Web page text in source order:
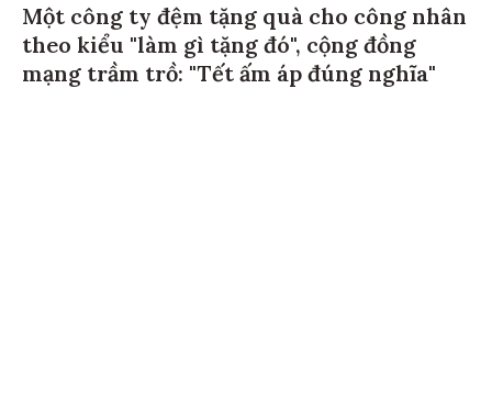
Một công ty đệm tặng quà cho công nhân
theo kiểu "làm gì tặng đó", cộng đồng
mạng trầm trồ: "Tết ấm áp đúng nghĩa"